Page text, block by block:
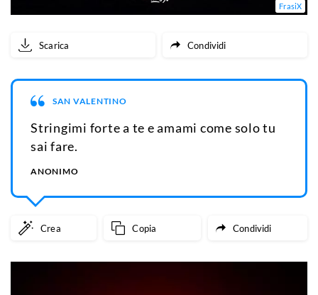
FrasiX
Scarica Condividi
SAN VALENTINO
Stringimi forte a te e amami come solo tu
sai fare.
ANONIMO
Crea Copia Condividi